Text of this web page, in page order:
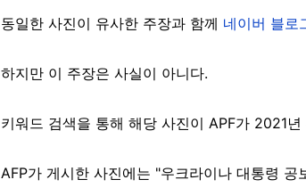
동일한 사진이 유사한 주장과 함께 네이버 블로
하지만 이 주장은 사실이 아니다.
키워드 검색을 통해 해당 사진이 APF가 2021
AFP가 게시한 사진에는 "우크라이나 대통령